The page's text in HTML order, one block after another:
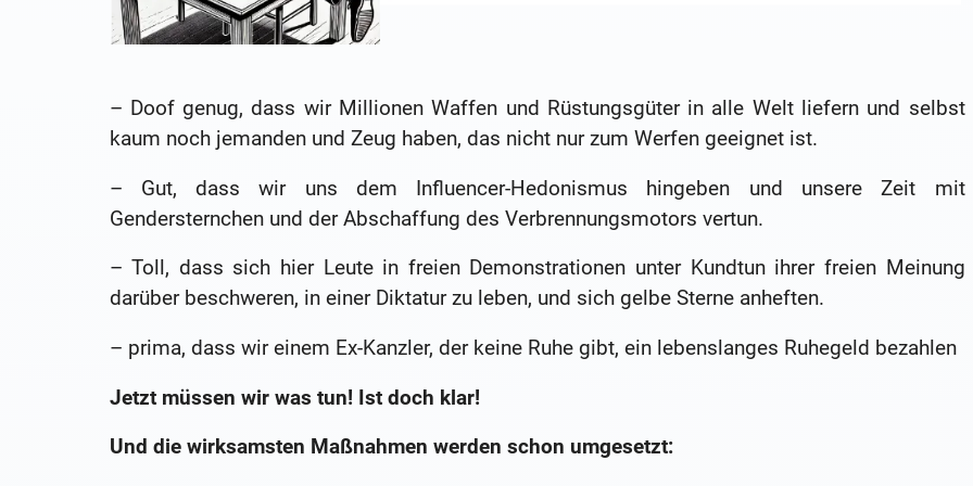
– Doof genug, dass wir Millionen Waffen und Rüstungsgüter in alle Welt liefern und selbst
kaum noch jemanden und Zeug haben, das nicht nur zum Werfen geeignet ist.
– Gut, dass wir uns dem Influencer-Hedonismus hingeben und unsere Zeit mit
Gendersternchen und der Abschaffung des Verbrennungsmotors vertun.
– Toll, dass sich hier Leute in freien Demonstrationen unter Kundtun ihrer freien Meinung
darüber beschweren, in einer Diktatur zu leben, und sich gelbe Sterne anheften.
– prima, dass wir einem Ex-Kanzler, der keine Ruhe gibt, ein lebenslanges Ruhegeld bezahlen
Jetzt müssen wir was tun! Ist doch klar!
Und die wirksamsten Maßnahmen werden schon umgesetzt: